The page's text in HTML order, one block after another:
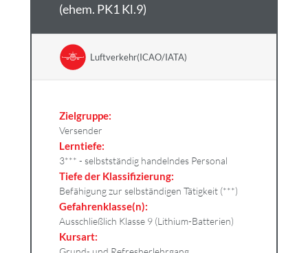
(ehem. PK1 Kl.9)
Luftverkehr(ICAO/IATA)
Zielgruppe:
Versender
Lerntiefe:
3*** - selbstständig handelndes Personal
Tiefe der Klassifizierung:
Befähigung zur selbständigen Tätigkeit (***)
Gefahrenklasse(n):
Ausschließlich Klasse 9 (Lithium-Batterien)
Kursart: